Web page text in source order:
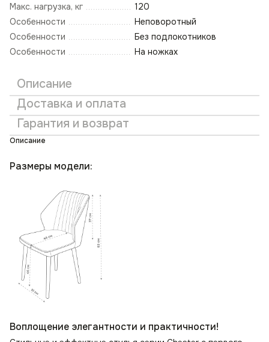
Макс. нагрузка, кг
120
Особенности
Неповоротный
Особенности
Без подлокотников
Особенности
На ножках
Описание
Доставка и оплата
Гарантия и возврат
Описание
Размеры модели:
Воплощение элегантности и практичности!